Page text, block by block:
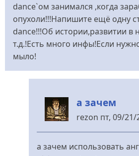
dance`ом занимался ,когда
опухоли!!!Напишите ещё одну
dance!!!Об истории,развитии в
т.д.!Есть много инфы!Если
мыло!
а зачем
rezon пт, 09/21/
У
а зачем использовать